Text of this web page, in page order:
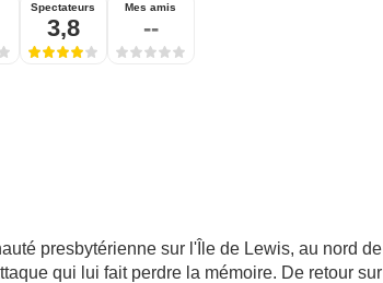
Spectateurs
3,8
Mes amis
--
presbytérienne sur l'Île de Lewis, au nord de
qui lui fait perdre la mémoire. De retour sur